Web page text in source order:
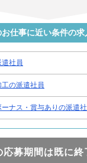
仕事に近い条件の求
遣社員
工の派遣社員
ーナス・賞与ありの派遣
応募期間は既に終